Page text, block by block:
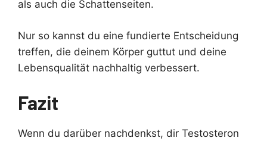
als auch die Schattenseiten.
Nur so kannst du eine fundierte Entscheidung
treffen, die deinem Körper guttut und deine
Lebensqualität nachhaltig verbessert.
Fazit
Wenn du darüber nachdenkst, dir Testosteron